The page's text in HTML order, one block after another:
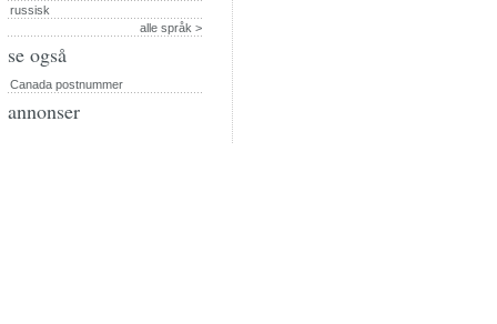
russisk
alle språk >
se også
Canada postnummer
annonser